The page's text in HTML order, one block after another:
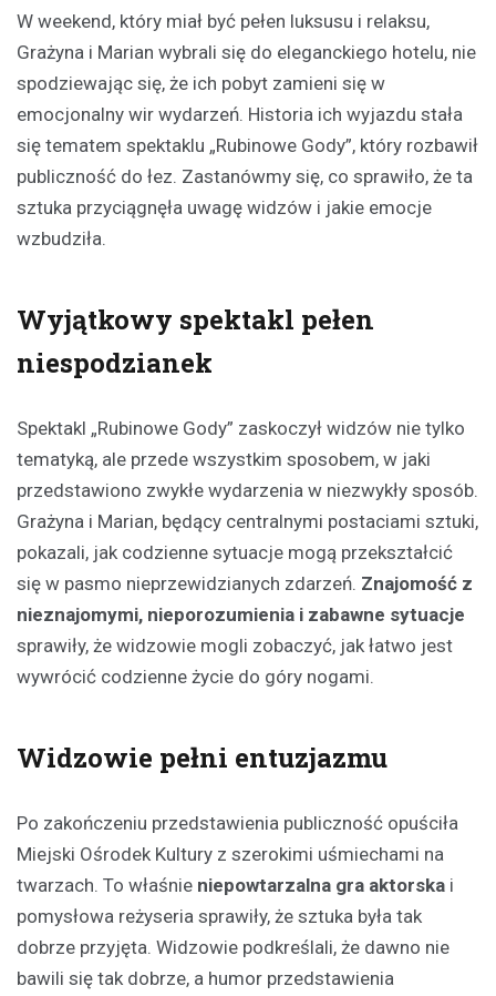
W weekend, który miał być pełen luksusu i relaksu,
Grażyna i Marian wybrali się do eleganckiego hotelu, nie
spodziewając się, że ich pobyt zamieni się w
emocjonalny wir wydarzeń. Historia ich wyjazdu stała
się tematem spektaklu „Rubinowe Gody”, który rozbawił
publiczność do łez. Zastanówmy się, co sprawiło, że ta
sztuka przyciągnęła uwagę widzów i jakie emocje
wzbudziła.
Wyjątkowy spektakl pełen
niespodzianek
Spektakl „Rubinowe Gody” zaskoczył widzów nie tylko
tematyką, ale przede wszystkim sposobem, w jaki
przedstawiono zwykłe wydarzenia w niezwykły sposób.
Grażyna i Marian, będący centralnymi postaciami sztuki,
pokazali, jak codzienne sytuacje mogą przekształcić
się w pasmo nieprzewidzianych zdarzeń. Znajomość z
nieznajomymi, nieporozumienia i zabawne sytuacje
sprawiły, że widzowie mogli zobaczyć, jak łatwo jest
wywrócić codzienne życie do góry nogami.
Widzowie pełni entuzjazmu
Po zakończeniu przedstawienia publiczność opuściła
Miejski Ośrodek Kultury z szerokimi uśmiechami na
twarzach. To właśnie niepowtarzalna gra aktorska i
pomysłowa reżyseria sprawiły, że sztuka była tak
dobrze przyjęta. Widzowie podkreślali, że dawno nie
bawili się tak dobrze, a humor przedstawienia